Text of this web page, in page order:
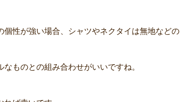
個性が強い場合、シャツやネクタイは無地などの
なものとの組み合わせがいいですね。